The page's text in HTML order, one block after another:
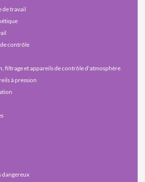
de travail
contrôle
filtrage et appareils de contrôle d'atmosphère
à pression
dangereux